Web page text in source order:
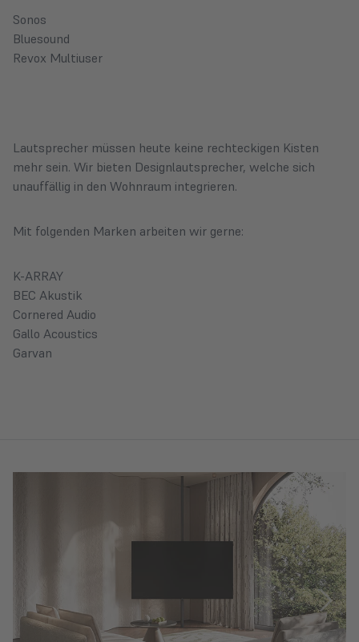
Sonos
Bluesound
Revox Multiuser
Lautsprecher müssen heute keine rechteckigen Kisten
mehr sein. Wir bieten Designlautsprecher, welche sich
unauffällig in den Wohnraum integrieren.
Mit folgenden Marken arbeiten wir gerne:
K-ARRAY
BEC Akustik
Cornered Audio
Gallo Acoustics
Garvan